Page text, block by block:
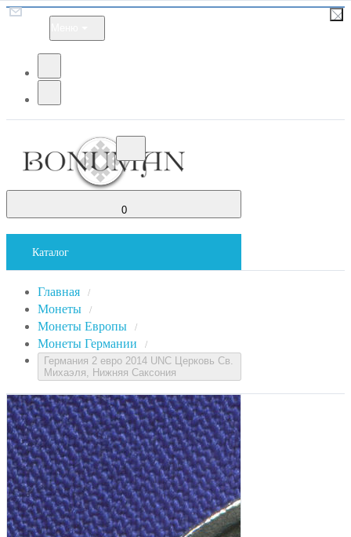
0
Каталог
Главная /
Монеты /
Монеты Европы /
Монеты Германии /
Германия 2 евро 2014 UNC Церковь Св.
Михаэля, Нижняя Саксония